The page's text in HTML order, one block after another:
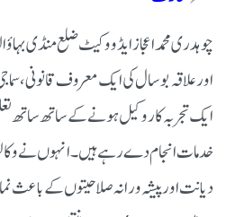
چوہدری محمد اعجاز ایڈووکیٹ ضلع منڈی
اور علاقہ بوسال کی ایک معروف قانونی،
ایک تجربہ کار وکیل ہونے کے ساتھ ساتھ
خدمات انجام دے رہے ہیں۔انہوں نے
دیانت اور پیشہ ورانہ صلاحیتوں کے باعث